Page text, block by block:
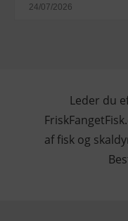
24/07/2026
Leder du
af fisk og